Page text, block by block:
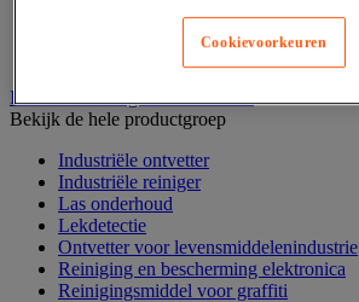
Sluitknop en handgreep
Industrieel reinigen en ontvetten
Bekijk de hele productgroep
Industriële ontvetter
Industriële reiniger
Las onderhoud
Lekdetectie
Ontvetter voor levensmiddelenindustrie
Reiniging en bescherming elektronica
Reinigingsmiddel voor graffiti
Cookievoorkeuren